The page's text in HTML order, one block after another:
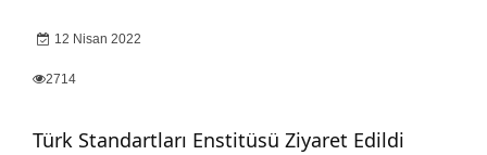
12 Nisan 2022
2714
Türk Standartları Enstitüsü Ziyaret Edildi